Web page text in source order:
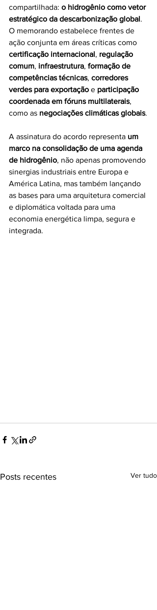
compartilhada: o hidrogênio como vetor
estratégico da descarbonização global.
O memorando estabelece frentes de
ação conjunta em áreas críticas como
certificação internacional, regulação
comum, infraestrutura, formação de
competências técnicas, corredores
verdes para exportação e participação
coordenada em fóruns multilaterais,
como as negociações climáticas globais.
A assinatura do acordo representa um
marco na consolidação de uma agenda
de hidrogênio, não apenas promovendo
sinergias industriais entre Europa e
América Latina, mas também lançando
as bases para uma arquitetura comercial
e diplomática voltada para uma
economia energética limpa, segura e
integrada.
Posts recentes Ver tudo